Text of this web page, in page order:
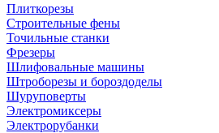
Плиткорезы
Строительные фены
Точильные станки
Фрезеры
Шлифовальные машины
Штроборезы и бороздоделы
Шуруповерты
Электромиксеры
Электрорубанки